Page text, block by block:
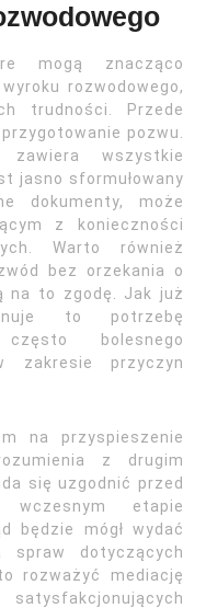
mogą znacząco
rozwodowego,
trudności. Przede
pozwu.
wszystkie
jasno sformułowany
dokumenty, może
z konieczności
Warto również
bez orzekania o
na to zgodę. Jak już
to potrzebę
bolesnego
zakresie przyczyn
na przyspieszenie
z drugim
się uzgodnić przed
etapie
będzie mógł wydać
spraw dotyczących
rozważyć mediację